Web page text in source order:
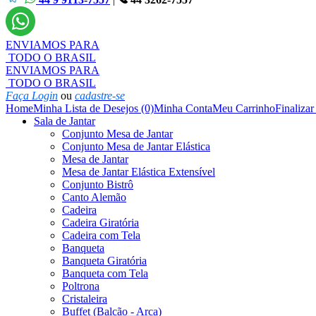
ENVIAMOS PARA
TODO O BRASIL
ENVIAMOS PARA
TODO O BRASIL
Faça Login ou cadastre-se
HomeMinha Lista de Desejos (0)Minha ContaMeu CarrinhoFinalizar
Sala de Jantar
Conjunto Mesa de Jantar
Conjunto Mesa de Jantar Elástica
Mesa de Jantar
Mesa de Jantar Elástica Extensível
Conjunto Bistrô
Canto Alemão
Cadeira
Cadeira Giratória
Cadeira com Tela
Banqueta
Banqueta Giratória
Banqueta com Tela
Poltrona
Cristaleira
Buffet (Balcão - Arca)